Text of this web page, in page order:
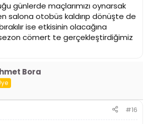
günlerde maçlarımızı oynarsak
salona otobüs kaldırıp dönüşte de
ise etkisinin olacağına
cömert te gerçekleştirdiğimiz
Bora
#16